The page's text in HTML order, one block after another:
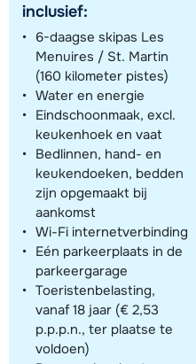
inclusief:
6-daagse skipas Les
Menuires / St. Martin
(160 kilometer pistes)
Water en energie
Eindschoonmaak, excl.
keukenhoek en vaat
Bedlinnen, hand- en
keukendoeken, bedden
zijn opgemaakt bij
aankomst
Wi-Fi internetverbinding
Eén parkeerplaats in de
parkeergarage
Toeristenbelasting,
vanaf 18 jaar (€ 2,53
p.p.p.n., ter plaatse te
voldoen)